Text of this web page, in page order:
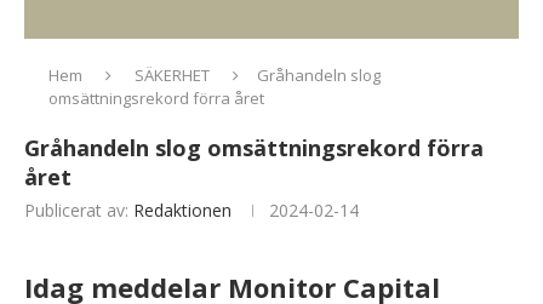
Hem SÄKERHET
Gråhandeln slog
omsättningsrekord förra året
Gråhandeln slog omsättningsrekord förra
året
Publicerat av: Redaktionen 2024-02-14
Idag meddelar Monitor Capital